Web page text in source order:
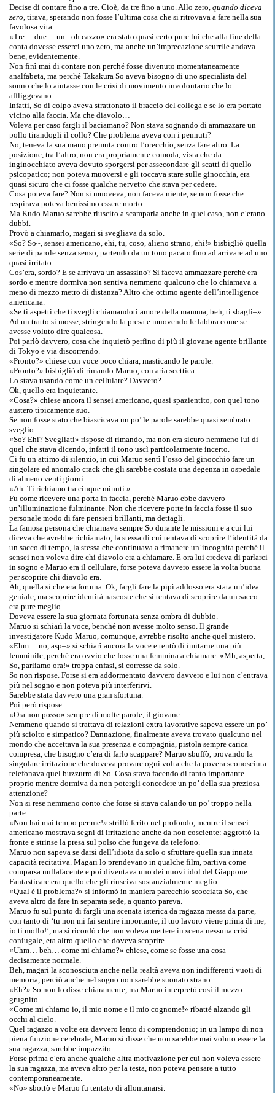
Decise di contare fino a tre. Cioè, da tre fino a uno. Allo zero, quando diceva
zero, tirava, sperando non fosse l’ultima cosa che si ritrovava a fare nella sua
favolosa vita.
«Tre… due… un– oh cazzo» era stato quasi certo pure lui che alla fine della
conta dovesse esserci uno zero, ma anche un’imprecazione scurrile andava
bene, evidentemente.
Non finì mai di contare non perché fosse divenuto momentaneamente
analfabeta, ma perché Takakura So aveva bisogno di uno specialista del
sonno che lo aiutasse con le crisi di movimento involontario che lo
affliggevano.
Infatti, So di colpo aveva strattonato il braccio del collega e se lo era portato
vicino alla faccia. Ma che diavolo…
Voleva per caso fargli il baciamano? Non stava sognando di ammazzare un
pollo tirandogli il collo? Che problema aveva con i pennuti?
No, teneva la sua mano premuta contro l’orecchio, senza fare altro. La
posizione, tra l’altro, non era propriamente comoda, vista che da
inginocchiato aveva dovuto sporgersi per assecondare gli scatti di quello
psicopatico; non poteva muoversi e gli toccava stare sulle ginocchia, era
quasi sicuro che ci fosse qualche nervetto che stava per cedere.
Cosa poteva fare? Non si muoveva, non faceva niente, se non fosse che
respirava poteva benissimo essere morto.
Ma Kudo Maruo sarebbe riuscito a scamparla anche in quel caso, non c’erano
dubbi.
Provò a chiamarlo, magari si svegliava da solo.
«So? So~, sensei americano, ehi, tu, coso, alieno strano, ehi!» bisbigliò quella
serie di parole senza senso, partendo da un tono pacato fino ad arrivare ad uno
quasi irritato.
Cos’era, sordo? E se arrivava un assassino? Si faceva ammazzare perché era
sordo e mentre dormiva non sentiva nemmeno qualcuno che lo chiamava a
meno di mezzo metro di distanza? Altro che ottimo agente dell’intelligence
americana.
«Se ti aspetti che ti svegli chiamandoti amore della mamma, beh, ti sbagli–»
Ad un tratto si mosse, stringendo la presa e muovendo le labbra come se
avesse voluto dire qualcosa.
Poi parlò davvero, cosa che inquietò perfino di più il giovane agente brillante
di Tokyo e via discorrendo.
«Pronto?» chiese con voce poco chiara, masticando le parole.
«Pronto?» bisbigliò di rimando Maruo, con aria scettica.
Lo stava usando come un cellulare? Davvero?
Ok, quello era inquietante.
«Cosa?» chiese ancora il sensei americano, quasi spazientito, con quel tono
austero tipicamente suo.
Se non fosse stato che biascicava un po’ le parole sarebbe quasi sembrato
sveglio.
«So? Ehi? Svegliati» rispose di rimando, ma non era sicuro nemmeno lui di
quel che stava dicendo, infatti il tono uscì particolarmente incerto.
Ci fu un attimo di silenzio, in cui Maruo sentì l’osso del ginocchio fare un
singolare ed anomalo crack che gli sarebbe costata una degenza in ospedale
di almeno venti giorni.
«Ah. Ti richiamo tra cinque minuti.»
Fu come ricevere una porta in faccia, perché Maruo ebbe davvero
un’illuminazione fulminante. Non che ricevere porte in faccia fosse il suo
personale modo di fare pensieri brillanti, ma dettagli.
La famosa persona che chiamava sempre So durante le missioni e a cui lui
diceva che avrebbe richiamato, la stessa di cui tentava di scoprire l’identità da
un sacco di tempo, la stessa che continuava a rimanere un’incognita perché il
sensei non voleva dire chi diavolo era a chiamare. E ora lui credeva di parlarci
in sogno e Maruo era il cellulare, forse poteva davvero essere la volta buona
per scoprire chi diavolo era.
Ah, quella si che era fortuna. Ok, fargli fare la pipì addosso era stata un’idea
geniale, ma scoprire identità nascoste che si tentava di scoprire da un sacco
era pure meglio.
Doveva essere la sua giornata fortunata senza ombra di dubbio.
Maruo si schiarì la voce, benché non avesse molto senso. Il grande
investigatore Kudo Maruo, comunque, avrebbe risolto anche quel mistero.
«Ehm… no, asp–» si schiarì ancora la voce e tentò di imitarne una più
femminile, perché era ovvio che fosse una femmina a chiamare. «Mh, aspetta,
So, parliamo ora!» troppa enfasi, si corresse da solo.
So non rispose. Forse si era addormentato davvero davvero e lui non c’entrava
più nel sogno e non poteva più interferirvi.
Sarebbe stata davvero una gran sfortuna.
Poi però rispose.
«Ora non posso» sempre di molte parole, il giovane.
Nemmeno quando si trattava di relazioni extra lavorative sapeva essere un po’
più sciolto e simpatico? Dannazione, finalmente aveva trovato qualcuno nel
mondo che accettava la sua presenza e compagnia, pistola sempre carica
compresa, che bisogno c’era di farlo scappare? Maruo sbuffò, provando la
singolare irritazione che doveva provare ogni volta che la povera sconosciuta
telefonava quel buzzurro di So. Cosa stava facendo di tanto importante
proprio mentre dormiva da non potergli concedere un po’ della sua preziosa
attenzione?
Non si rese nemmeno conto che forse si stava calando un po’ troppo nella
parte.
«Non hai mai tempo per me!» strillò ferito nel profondo, mentre il sensei
americano mostrava segni di irritazione anche da non cosciente: aggrottò la
fronte e strinse la presa sul polso che fungeva da telefono.
Maruo non sapeva se darsi dell’idiota da solo o sfruttare quella sua innata
capacità recitativa. Magari lo prendevano in qualche film, partiva come
comparsa nullafacente e poi diventava uno dei nuovi idol del Giappone…
Fantasticare era quello che gli riusciva sostanzialmente meglio.
«Qual è il problema?» si informò in maniera parecchio scocciata So, che
aveva altro da fare in separata sede, a quanto pareva.
Maruo fu sul punto di fargli una scenata isterica da ragazza messa da parte,
con tanto di ‘tu non mi fai sentire importante, il tuo lavoro viene prima di me,
io ti mollo!’, ma si ricordò che non voleva mettere in scena nessuna crisi
coniugale, era altro quello che doveva scoprire.
«Uhm… beh… come mi chiamo?» chiese, come se fosse una cosa
decisamente normale.
Beh, magari la sconosciuta anche nella realtà aveva non indifferenti vuoti di
memoria, perciò anche nel sogno non sarebbe suonato strano.
«Eh?» So non lo disse chiaramente, ma Maruo interpretò così il mezzo
grugnito.
«Come mi chiamo io, il mio nome e il mio cognome!» ribatté alzando gli
occhi al cielo.
Quel ragazzo a volte era davvero lento di comprendonio; in un lampo di non
piena funzione cerebrale, Maruo si disse che non sarebbe mai voluto essere la
sua ragazza, sarebbe impazzito.
Forse prima c’era anche qualche altra motivazione per cui non voleva essere
la sua ragazza, ma aveva altro per la testa, non poteva pensare a tutto
contemporaneamente.
«No» sbottò e Maruo fu tentato di allontanarsi.